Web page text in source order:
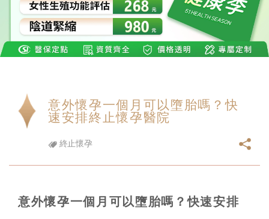
意外懷孕一個月可以墮胎嗎？快
速安排終止懷孕醫院
終止懷孕
意外懷孕一個月可以墮胎嗎？快速安排